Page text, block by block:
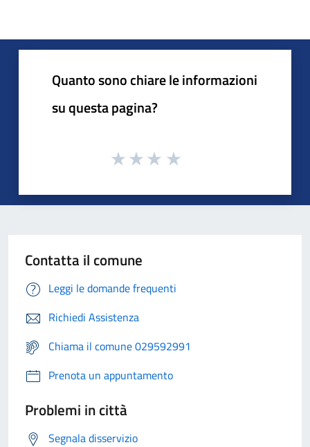
Quanto sono chiare le informazioni
su questa pagina?
Contatta il comune
Leggi le domande frequenti
Richiedi Assistenza
Chiama il comune 029592991
Prenota un appuntamento
Problemi in città
Segnala disservizio